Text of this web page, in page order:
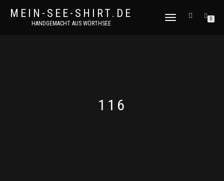
MEIN-SEE-SHIRT.DE
HANDGEMACHT AUS WÖRTHSEE
NAVIGATION
0
116